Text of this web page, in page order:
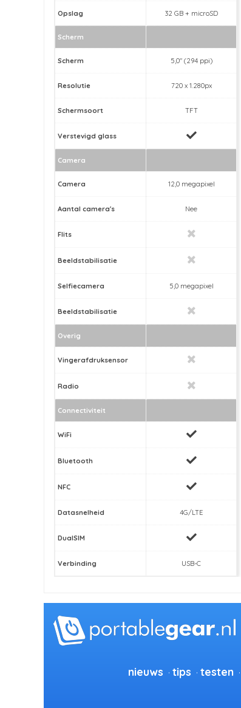
Opslag 32 GB + microSD
Scherm
Scherm 5,0" (294 ppi)
Resolutie 720 x 1.280px
Schermsoort TFT
Verstevigd glass
Camera
Camera 12,0 megapixel
Aantal camera's Nee
Flits
Beeldstabilisatie
Selfiecamera 5,0 megapixel
Beeldstabilisatie
Overig
Vingerafdruksensor
Radio
Connectiviteit
WiFi
Bluetooth
NFC
Datasnelheid 4G/LTE
DualSIM
Verbinding USB-C
nieuws tips testen